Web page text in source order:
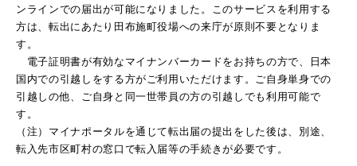
ンラインでの届出が可能になりました。このサービスを利用する
方は、転出にあたり田布施町役場への来庁が原則不要となりま
す。
電子証明書が有効なマイナンバーカードをお持ちの方で、日本
国内での引越しをする方がご利用いただけます。ご自身単身での
引越しの他、ご自身と同一世帯員の方の引越しでも利用可能で
す。
（注）マイナポータルを通じて転出届の提出をした後は、別途、
転入先市区町村の窓口で転入届等の手続きが必要です。